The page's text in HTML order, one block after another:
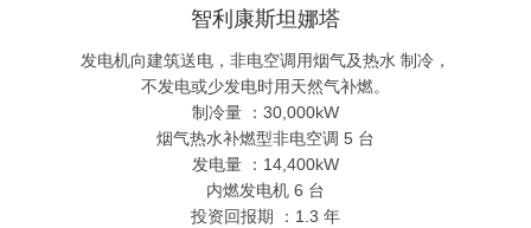
智利康斯坦娜塔
发电机向建筑送电，非电空调用烟气及热水 制冷，
不发电或少发电时用天然气补燃。
制冷量 ：30,000kW
烟气热水补燃型非电空调 5 台
发电量 ：14,400kW
内燃发电机 6 台
投资回报期 ：1.3 年